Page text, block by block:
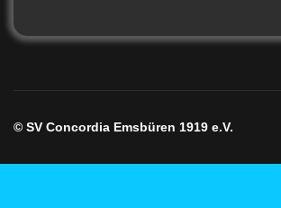
© SV Concordia Emsbüren 1919 e.V.